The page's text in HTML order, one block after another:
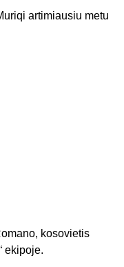
artimiausiu metu
kosovietis
ekipoje.